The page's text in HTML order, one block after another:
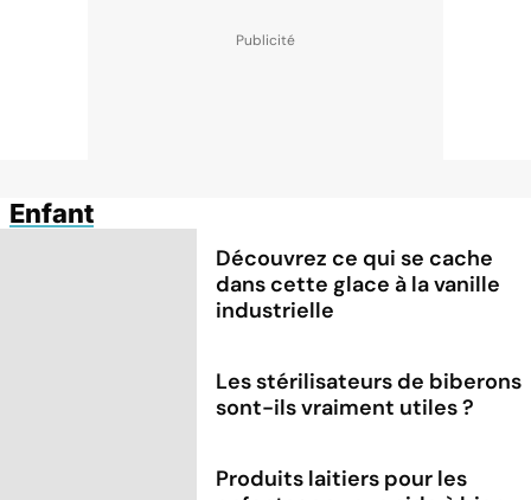
Enfant
Découvrez ce qui se cache
dans cette glace à la vanille
industrielle
Les stérilisateurs de biberons
sont-ils vraiment utiles ?
Produits laitiers pour les